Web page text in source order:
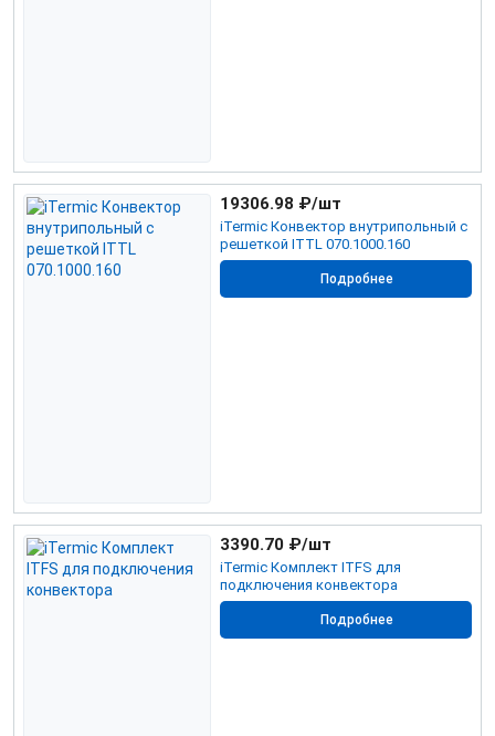
iTermic Конвектор внутрипольный с
решеткой ITTL 070.1000.160
19306.98 ₽/шт
Подробнее
iTermic Комплект ITFS для
подключения конвектора
3390.70 ₽/шт
Подробнее